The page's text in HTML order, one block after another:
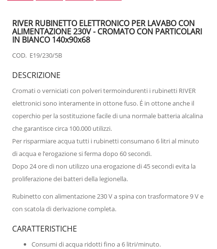
RIVER RUBINETTO ELETTRONICO PER LAVABO CON
ALIMENTAZIONE 230V - CROMATO CON PARTICOLARI
IN BIANCO 140x90x68
COD. E19/230/5B
DESCRIZIONE
Cromati o verniciati con polveri termoindurenti i rubinetti RIVER
elettronici sono interamente in ottone fuso. É in ottone anche il
coperchio per la sostituzione facile di una normale batteria alcalina
che garantisce circa 100.000 utilizzi.
Per risparmiare acqua tutti i rubinetti consumano 6 litri al minuto
di acqua e l’erogazione si ferma dopo 60 secondi.
Dopo 24 ore di non utilizzo una erogazione di 45 secondi evita la
proliferazione dei batteri della legionella.
Rubinetto con alimentazione 230 V a spina con trasformatore 9 V e
con scatola di derivazione completa.
CARATTERISTICHE
Consumi di acqua ridotti fino a 6 litri/minuto.